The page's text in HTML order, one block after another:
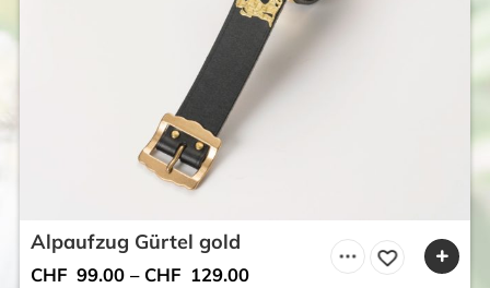
Alpaufzug Gürtel gold
CHF 99.00 – CHF 129.00